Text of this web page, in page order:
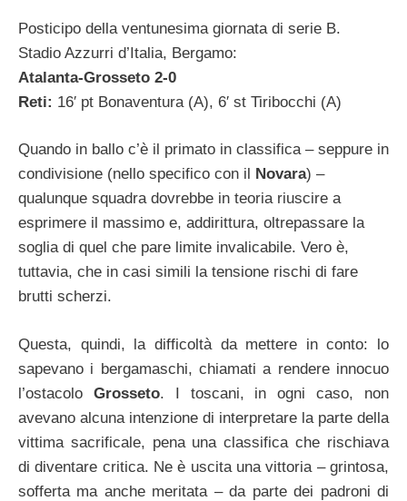
Posticipo della ventunesima giornata di serie B.
Stadio Azzurri d’Italia, Bergamo:
Atalanta-Grosseto 2-0
Reti: 16′ pt Bonaventura (A), 6′ st Tiribocchi (A)
Quando in ballo c’è il primato in classifica – seppure in
condivisione (nello specifico con il Novara) –
qualunque squadra dovrebbe in teoria riuscire a
esprimere il massimo e, addirittura, oltrepassare la
soglia di quel che pare limite invalicabile. Vero è,
tuttavia, che in casi simili la tensione rischi di fare
brutti scherzi.
Questa, quindi, la difficoltà da mettere in conto: lo
sapevano i bergamaschi, chiamati a rendere innocuo
l’ostacolo Grosseto. I toscani, in ogni caso, non
avevano alcuna intenzione di interpretare la parte della
vittima sacrificale, pena una classifica che rischiava
di diventare critica. Ne è uscita una vittoria – grintosa,
sofferta ma anche meritata – da parte dei padroni di